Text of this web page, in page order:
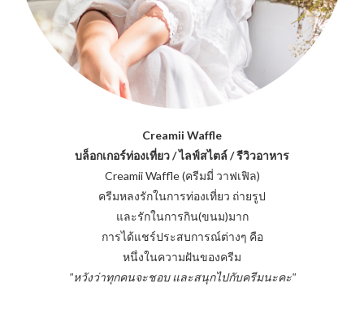
Creamii Waffle
บล็อกเกอร์ท่องเที่ยว / ไลฟ์สไตล์ / รีวิวอาหาร
Creamii Waffle (ครีมมี่ วาฟเฟิล)
ครีมหลงรักในการท่องเที่ยว ถ่ายรูป
และรักในการกิน(ขนม)มาก
การได้แชร์ประสบการณ์ต่างๆ คือ
หนึ่งในความฝันของครีม
"หวังว่าทุกคนจะชอบ และสนุกไปกับครีมนะคะ"